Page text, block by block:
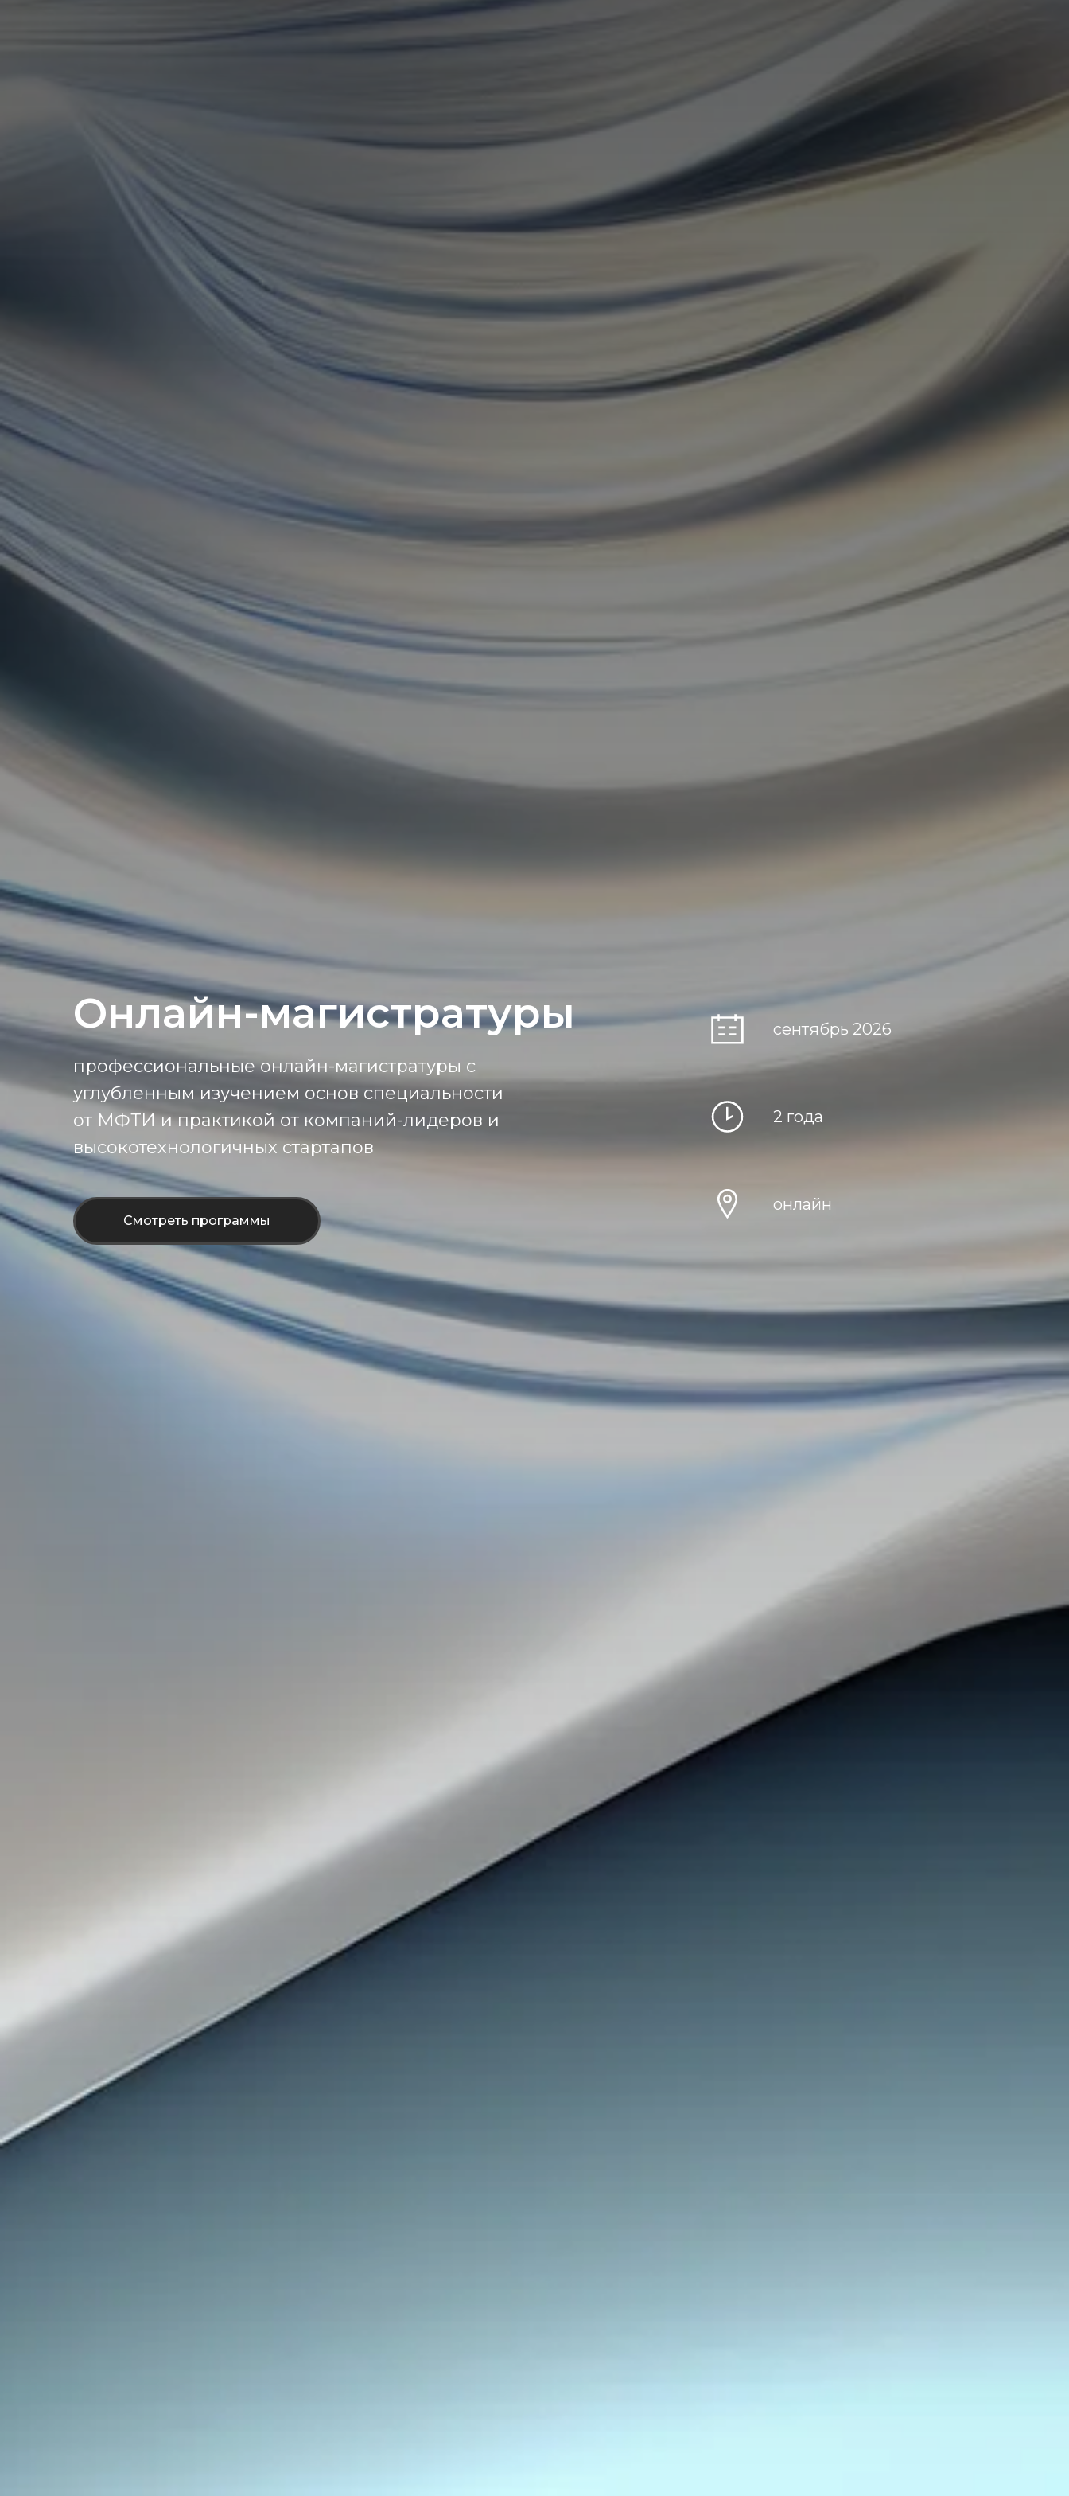
Онлайн-магистратуры
профессиональные онлайн-магистратуры с
углубленным изучением основ специальности
от МФТИ и практикой от компаний-лидеров и
высокотехнологичных стартапов
Смотреть программы
сентябрь 2026
2 года
онлайн